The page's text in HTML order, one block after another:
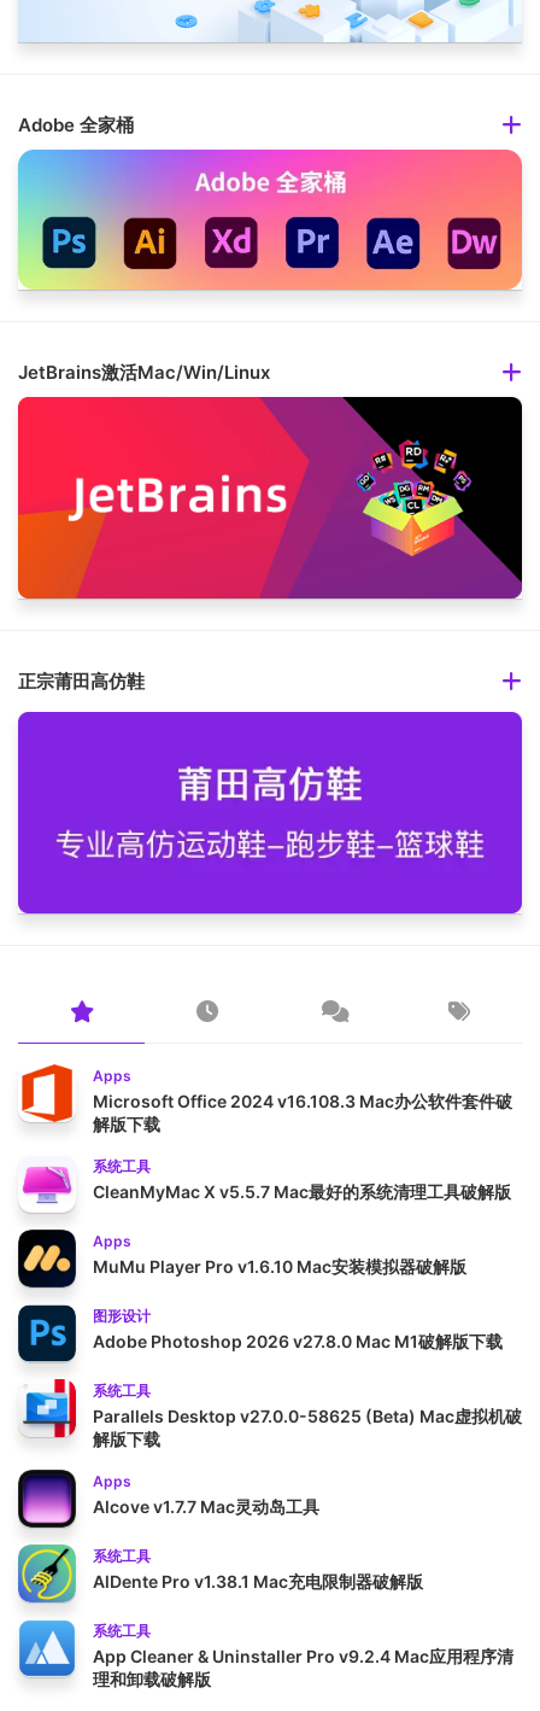
Adobe 全家桶
JetBrains激活Mac/Win/Linux
正宗莆田高仿鞋
Apps
Microsoft Office 2024 v16.108.3 Mac办公软件套件破
解版下载
系统工具
CleanMyMac X v5.5.7 Mac最好的系统清理工具破解版
Apps
MuMu Player Pro v1.6.10 Mac安装模拟器破解版
图形设计
Adobe Photoshop 2026 v27.8.0 Mac M1破解版下载
系统工具
Parallels Desktop v27.0.0-58625 (Beta) Mac虚拟机破
解版下载
Apps
Alcove v1.7.7 Mac灵动岛工具
系统工具
AlDente Pro v1.38.1 Mac充电限制器破解版
系统工具
App Cleaner & Uninstaller Pro v9.2.4 Mac应用程序清
理和卸载破解版